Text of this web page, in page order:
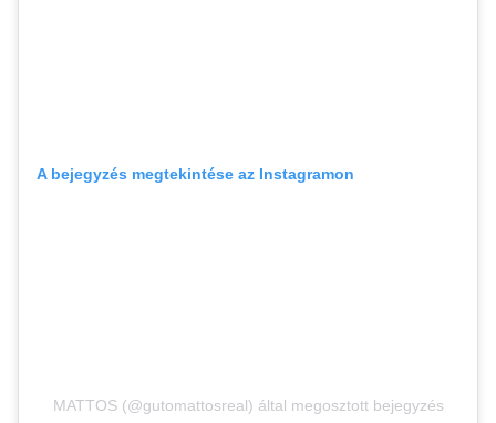
A bejegyzés megtekintése az Instagramon
MATTOS (@gutomattosreal) által megosztott bejegyzés